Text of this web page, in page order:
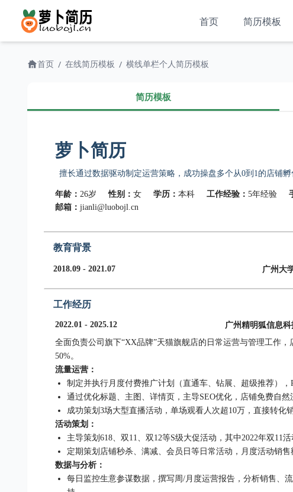
首页 简历模板
首页 / 在线简历模板 / 横线单栏个人简历模板
简历模板
萝卜简历
擅长通过数据驱动制定运营策略，成功操盘多个从0到1的店铺孵
年龄： 26岁 性别： 女 学历： 本科 工作经验： 5年经验
邮箱： jianli@luobojl.cn
教育背景
2018.09 - 2021.07 广州大
工作经历
2022.01 - 2025.12 广州精明狐信息科
全面负责公司旗下“XX品牌”天猫旗舰店的日常运营与管理工作
50%。
流量运营：
制定并执行月度付费推广计划（直通车、钻展、超级推荐），
通过优化标题、主图、详情页，主导SEO优化，店铺免费自然
成功策划3场大型直播活动，单场观看人次超10万，直接转化
活动策划：
主导策划618、双11、双12等S级大促活动，其中2022年双11
定期策划店铺秒杀、满减、会员日等日常活动，月度活动销售
数据与分析：
每日监控生意参谋数据，撰写周/月度运营报告，分析销售、